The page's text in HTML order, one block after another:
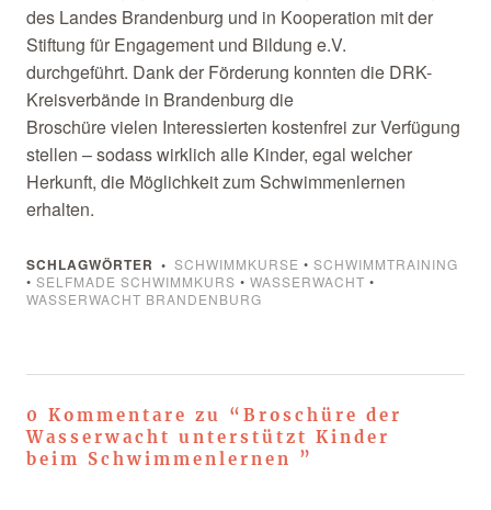
des Landes Brandenburg und in Kooperation mit der
Stiftung für Engagement und Bildung e.V.
durchgeführt. Dank der Förderung konnten die DRK-
Kreisverbände in Brandenburg die
Broschüre vielen Interessierten kostenfrei zur Verfügung
stellen – sodass wirklich alle Kinder, egal welcher
Herkunft, die Möglichkeit zum Schwimmenlernen
erhalten.
SCHLAGWÖRTER SCHWIMMKURSE • SCHWIMMTRAINING
• SELFMADE SCHWIMMKURS • WASSERWACHT •
WASSERWACHT BRANDENBURG
0 Kommentare zu “ Broschüre der
Wasserwacht unterstützt Kinder
beim Schwimmenlernen ”